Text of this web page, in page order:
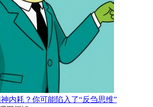
内耗？你可能陷入了“反刍思维”